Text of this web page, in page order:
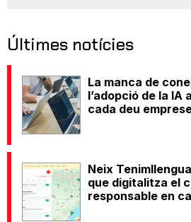
Últimes notícies
La manca de
l’adopció de la IA
cada deu
Neix
que digitalitza el
responsable en